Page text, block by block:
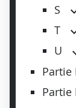
S
T
U
Partie
Partie